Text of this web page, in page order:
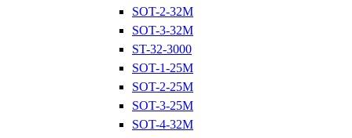
SOT-2-32М
SOT-3-32М
ST-32-3000
SOT-1-25М
SOT-2-25М
SOT-3-25М
SOT-4-32M